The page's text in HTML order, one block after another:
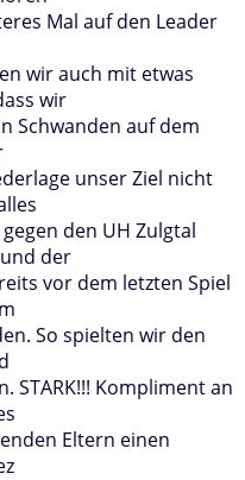
Mal auf den Leader
wir auch mit etwas
wir
Schwanden auf dem
unser Ziel nicht
den UH Zulgtal
der
vor dem letzten Spiel
So spielten wir den
STARK!!! Kompliment an
Eltern einen